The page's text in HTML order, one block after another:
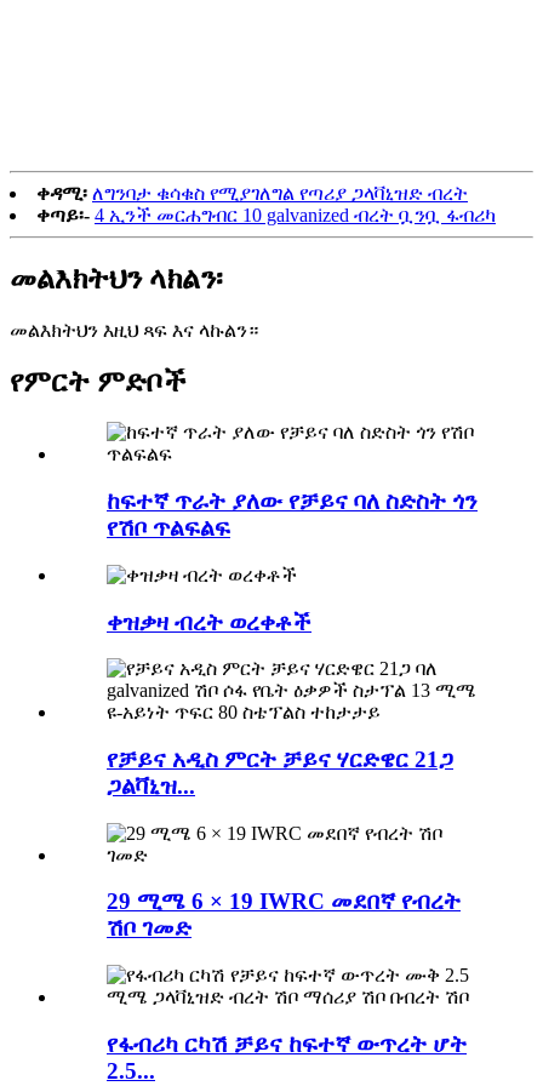
ቀዳሚ፡ ለግንባታ ቁሳቁስ የሚያገለግል የጣሪያ ጋላቫኒዝድ ብረት
ቀጣይ፡- 4 ኢንች መርሐግብር 10 galvanized ብረት ቧንቧ ፋብሪካ
መልእክትህን ላክልን፡
መልእክትህን እዚህ ጻፍ እና ላኩልን።
የምርት ምድቦች
ከፍተኛ ጥራት ያለው የቻይና ባለ ስድስት ጎን
የሽቦ ጥልፍልፍ
ቀዝቃዛ ብረት ወረቀቶች
የቻይና አዲስ ምርት ቻይና ሃርድዌር 21ጋ
ጋልቫኒዝ...
29 ሚሜ 6 × 19 IWRC መደበኛ የብረት
ሽቦ ገመድ
የፋብሪካ ርካሽ ቻይና ከፍተኛ ውጥረት ሆት
2.5...